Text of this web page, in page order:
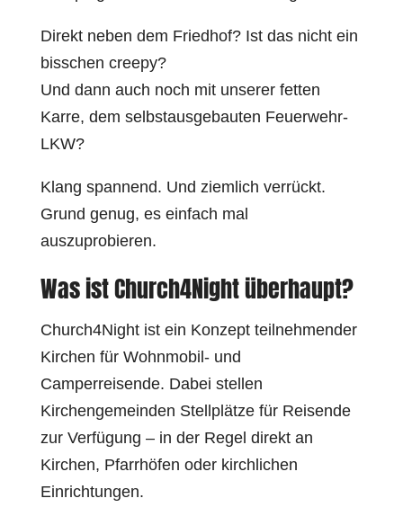
Direkt neben dem Friedhof? Ist das nicht ein
bisschen creepy?
Und dann auch noch mit unserer fetten
Karre, dem selbstausgebauten Feuerwehr-
LKW?
Klang spannend. Und ziemlich verrückt.
Grund genug, es einfach mal
auszuprobieren.
Was ist Church4Night überhaupt?
Church4Night ist ein Konzept teilnehmender
Kirchen für Wohnmobil- und
Camperreisende. Dabei stellen
Kirchengemeinden Stellplätze für Reisende
zur Verfügung – in der Regel direkt an
Kirchen, Pfarrhöfen oder kirchlichen
Einrichtungen.